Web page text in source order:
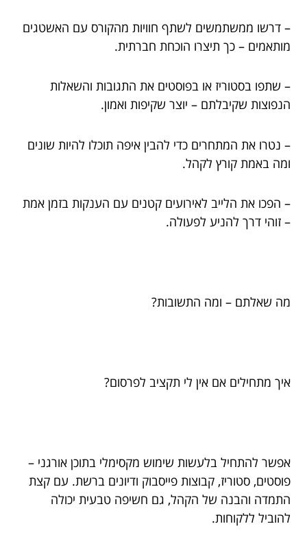
– דרשו ממשתמשים לשתף חוויות מהקורס עם האשטגים
מותאמים – כך תיצרו הוכחת חברתית.
– שתפו בסטוריז או בפוסטים את התגובות והשאלות
הנפוצות שקיבלתם – יוצר שקיפות ואמון.
– נטרו את המתחרים כדי להבין איפה תוכלו להיות שונים
ומה באמת קורץ לקהל.
– הפכו את הלייב לאירועים קטנים עם הענקות בזמן אמת
– זוהי דרך להניע לפעולה.
מה שאלתם – ומה התשובות?
איך מתחילים אם אין לי תקציב לפרסום?
אפשר להתחיל בלעשות שימוש מקסימלי בתוכן אורגני –
פוסטים, סטוריז, קבוצות פייסבוק ודיונים ברשת. עם קצת
התמדה והבנה של הקהל, גם חשיפה טבעית יכולה
להוביל ללקוחות.